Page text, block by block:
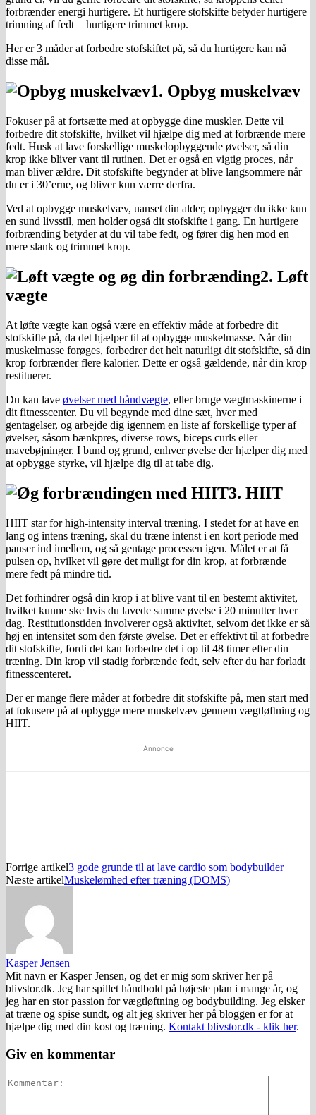
forbrænder energi hurtigere. Et hurtigere stofskifte betyder hurtigere
trimning af fedt = hurtigere trimmet krop.
Her er 3 måder at forbedre stofskiftet på, så du hurtigere kan nå
disse mål.
1. Opbyg muskelvæv
Fokuser på at fortsætte med at opbygge dine muskler. Dette vil
forbedre dit stofskifte, hvilket vil hjælpe dig med at forbrænde mere
fedt. Husk at lave forskellige muskelopbyggende øvelser, så din
krop ikke bliver vant til rutinen. Det er også en vigtig proces, når
man bliver ældre. Dit stofskifte begynder at blive langsommere når
du er i 30’erne, og bliver kun værre derfra.
Ved at opbygge muskelvæv, uanset din alder, opbygger du ikke kun
en sund livsstil, men holder også dit stofskifte i gang. En hurtigere
forbrænding betyder at du vil tabe fedt, og fører dig hen mod en
mere slank og trimmet krop.
2. Løft
vægte
At løfte vægte kan også være en effektiv måde at forbedre dit
stofskifte på, da det hjælper til at opbygge muskelmasse. Når din
muskelmasse forøges, forbedrer det helt naturligt dit stofskifte, så din
krop forbrænder flere kalorier. Dette er også gældende, når din krop
restituerer.
Du kan lave øvelser med håndvægte, eller bruge vægtmaskinerne i
dit fitnesscenter. Du vil begynde med dine sæt, hver med
gentagelser, og arbejde dig igennem en liste af forskellige typer af
øvelser, såsom bænkpres, diverse rows, biceps curls eller
mavebøjninger. I bund og grund, enhver øvelse der hjælper dig med
at opbygge styrke, vil hjælpe dig til at tabe dig.
3. HIIT
HIIT star for high-intensity interval træning. I stedet for at have en
lang og intens træning, skal du træne intenst i en kort periode med
pauser ind imellem, og så gentage processen igen. Målet er at få
pulsen op, hvilket vil gøre det muligt for din krop, at forbrænde
mere fedt på mindre tid.
Det forhindrer også din krop i at blive vant til en bestemt aktivitet,
hvilket kunne ske hvis du lavede samme øvelse i 20 minutter hver
dag. Restitutionstiden involverer også aktivitet, selvom det ikke er så
høj en intensitet som den første øvelse. Det er effektivt til at forbedre
dit stofskifte, fordi det kan forbedre det i op til 48 timer efter din
træning. Din krop vil stadig forbrænde fedt, selv efter du har forladt
fitnesscenteret.
Der er mange flere måder at forbedre dit stofskifte på, men start med
at fokusere på at opbygge mere muskelvæv gennem vægtløftning og
HIIT.
Annonce
Forrige artikel3 gode grunde til at lave cardio som bodybuilder
Næste artikelMuskelømhed efter træning (DOMS)
Kasper Jensen
Mit navn er Kasper Jensen, og det er mig som skriver her på
blivstor.dk. Jeg har spillet håndbold på højeste plan i mange år, og
jeg har en stor passion for vægtløftning og bodybuilding. Jeg elsker
at træne og spise sundt, og alt jeg skriver her på bloggen er for at
hjælpe dig med din kost og træning. Kontakt blivstor.dk - klik her.
Giv en kommentar